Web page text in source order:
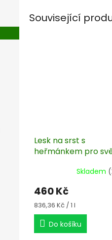
Související
Lesk na srst s
heřmánkem pro
Powerstriegel 550
Skladem
460 Kč
Měrná
cena:
836,36 Kč / 1 l
Do košíku